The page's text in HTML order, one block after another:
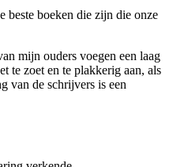
beste boeken die zijn die onze
mijn ouders voegen een laag
te zoet en te plakkerig aan, als
van de schrijvers is een